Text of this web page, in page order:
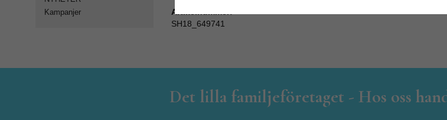
Kampanjer
Artikelnummer:
SH18_649741
Det lilla familjeföretaget - Hos oss